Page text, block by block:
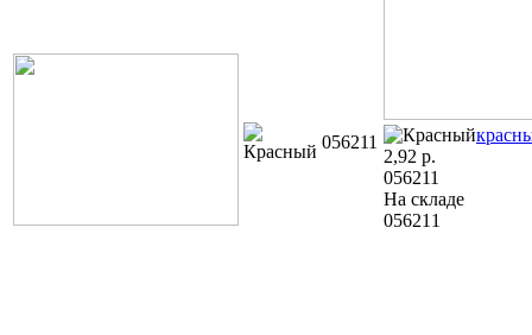
056211
2,92 р.
056211
На складе
056211